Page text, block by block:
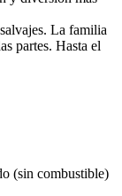
La familia
partes. Hasta el
(sin combustible)